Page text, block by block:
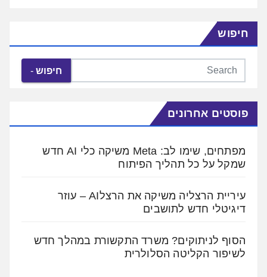
חיפוש
חיפוש
פוסטים אחרונים
מפתחים, שימו לב: Meta משיקה כלי AI חדש
שמקל על כל תהליך הפיתוח
עיריית הרצליה משיקה את הרצלAI – עוזר
דיגיטלי חדש לתושבים
הסוף לניתוקים? משרד התקשורת במהלך חדש
לשיפור הקליטה הסלולרית